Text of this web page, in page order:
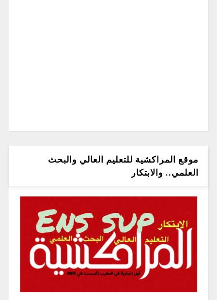
موقع المراكشية للتعليم العالي والبحث
العلمي.. والابتكار